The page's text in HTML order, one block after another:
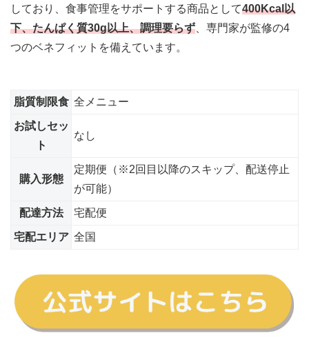
しており、食事管理をサポートする商品として400Kcal以
下、たんぱく質30g以上、調理要らず 、専門家が監修の4
つのベネフィットを備えています。
脂質制限食 全メニュー
お試しセッ
ト
なし
購入形態
定期便（※2回目以降のスキップ、配送停止
が可能）
配達方法 宅配便
宅配エリア 全国